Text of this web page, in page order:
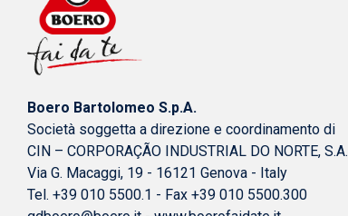
Boero Bartolomeo S.p.A.
Società soggetta a direzione e coordinamento di
CIN – CORPORAÇÃO INDUSTRIAL DO NORTE, S.A.
Via G. Macaggi, 19 - 16121 Genova - Italy
Tel. +39 010 5500.1 - Fax +39 010 5500.300